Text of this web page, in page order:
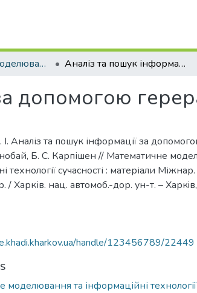
Математичне моделювання та інформаційні технології сучасності Аналіз та пошук інформації за допомогою гереративного ШІ
допомогою
Аналіз та пошук інформації за
Б. С. Карпішен // Математичне
технології сучасності : матеріали
/ Харків. нац. автомоб.-дор. ун-т. –
handle/123456789/22449
моделювання та інформаційні технології